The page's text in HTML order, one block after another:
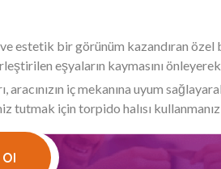
estetik bir görünüm kazandıran
eşyaların kaymasını
iç mekanına uyum
tutmak için torpido halısı